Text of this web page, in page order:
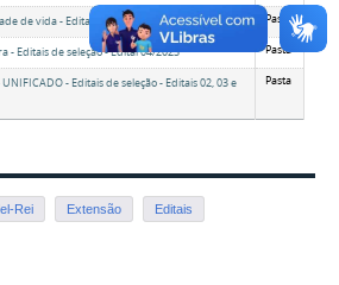
de vida - Editais de seleção - Edital 03/2023 Pasta
- Editais de seleção - Edital 04/2023 Pasta
- Editais de seleção - Editais 02, 03 e
Pasta
Rei Extensão Editais